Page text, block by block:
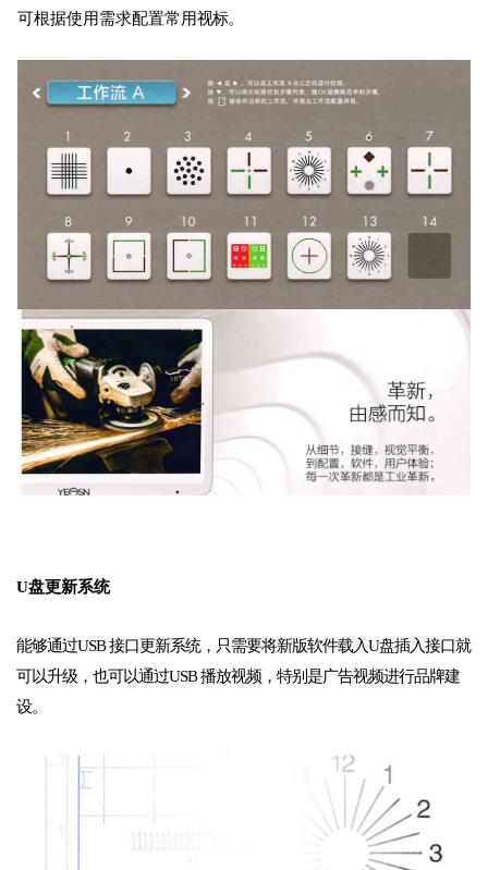
可根据使用需求配置常用视标。
U盘更新系统
能够通过USB 接口更新系统，只需要将新版软件载入U盘插入接口就
可以升级，也可以通过USB 播放视频，特别是广告视频进行品牌建
设。